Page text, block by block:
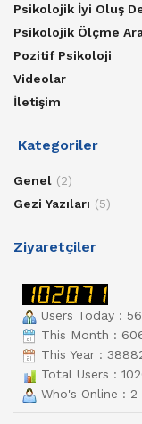
Psikolojik İyi Oluş
Psikolojik Ölçme
Pozitif Psikoloji
Videolar
İletişim
Kategoriler
Genel (2)
Gezi Yazıları (5)
Ziyaretçiler
Users Today : 56
This Month :
This Year :
Total Users :
Who's Online : 2